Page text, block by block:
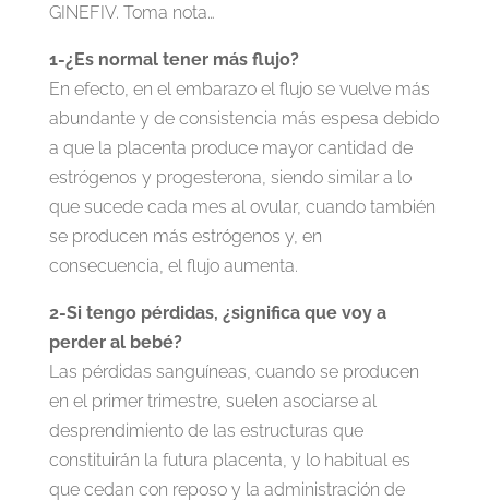
GINEFIV. Toma nota…
1-¿Es normal tener más flujo?
En efecto, en el embarazo el flujo se vuelve más
abundante y de consistencia más espesa debido
a que la placenta produce mayor cantidad de
estrógenos y progesterona, siendo similar a lo
que sucede cada mes al ovular, cuando también
se producen más estrógenos y, en
consecuencia, el flujo aumenta.
2-Si tengo pérdidas, ¿significa que voy a
perder al bebé?
Las pérdidas sanguíneas, cuando se producen
en el primer trimestre, suelen asociarse al
desprendimiento de las estructuras que
constituirán la futura placenta, y lo habitual es
que cedan con reposo y la administración de